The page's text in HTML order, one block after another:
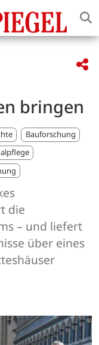
bringen
Bauforschung
die
– und liefert
über eines